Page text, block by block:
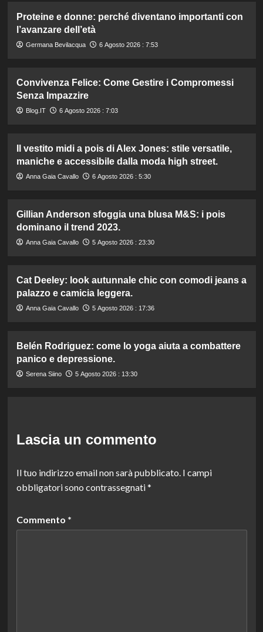
Proteine e donne: perché diventano importanti con
l’avanzare dell’età
Germana Bevilacqua 6 Agosto 2026 : 7:53
Convivenza Felice: Come Gestire i Compromessi
Senza Impazzire
Blog.IT 6 Agosto 2026 : 7:03
Il vestito midi a pois di Alex Jones: stile versatile,
maniche e accessibile dalla moda high street.
Anna Gaia Cavallo 6 Agosto 2026 : 5:30
Gillian Anderson sfoggia una blusa M&S: i pois
dominano il trend 2023.
Anna Gaia Cavallo 5 Agosto 2026 : 23:30
Cat Deeley: look autunnale chic con comodi jeans a
palazzo e camicia leggera.
Anna Gaia Cavallo 5 Agosto 2026 : 17:36
Belén Rodriguez: come lo yoga aiuta a combattere
panico e depressione.
Serena Siino 5 Agosto 2026 : 13:30
Lascia un commento
Il tuo indirizzo email non sarà pubblicato. I campi
obbligatori sono contrassegnati*
Commento *